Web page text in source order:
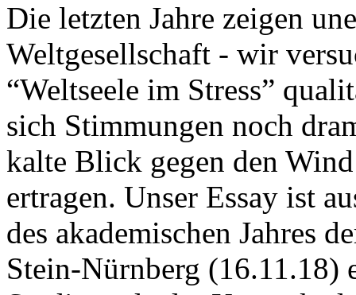
Die letzten Jahre zeigen
Weltgesellschaft - wir
“Weltseele im Stress”
sich Stimmungen noch
kalte Blick gegen den
ertragen. Unser Essay ist
des akademischen Jahres
Stein-Nürnberg (16.11.18)